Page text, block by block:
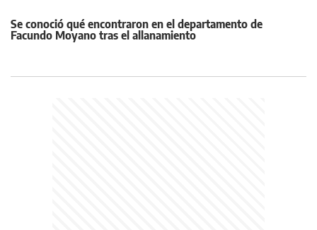
Se conoció qué encontraron en el departamento de
Facundo Moyano tras el allanamiento